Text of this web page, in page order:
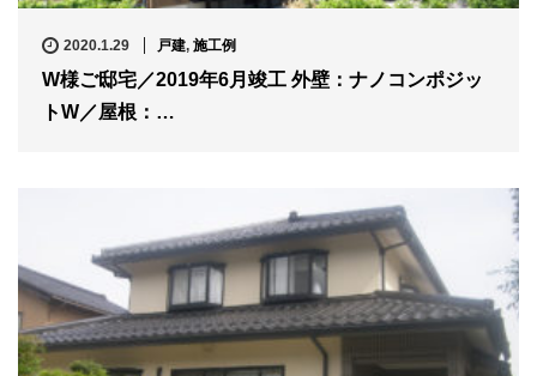
2020.1.29 戸建, 施工例
W様ご邸宅／2019年6月竣工 外壁：ナノコンポジッ
トW／屋根：…